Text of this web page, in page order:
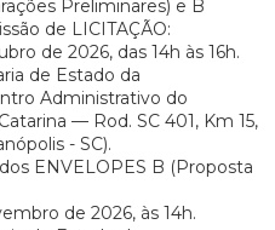
Preliminares) e B
de LICITAÇÃO:
de 2026, das 14h às 16h.
de Estado da
Administrativo do
— Rod. SC 401, Km 15,
- SC).
ENVELOPES B (Proposta
de 2026, às 14h.